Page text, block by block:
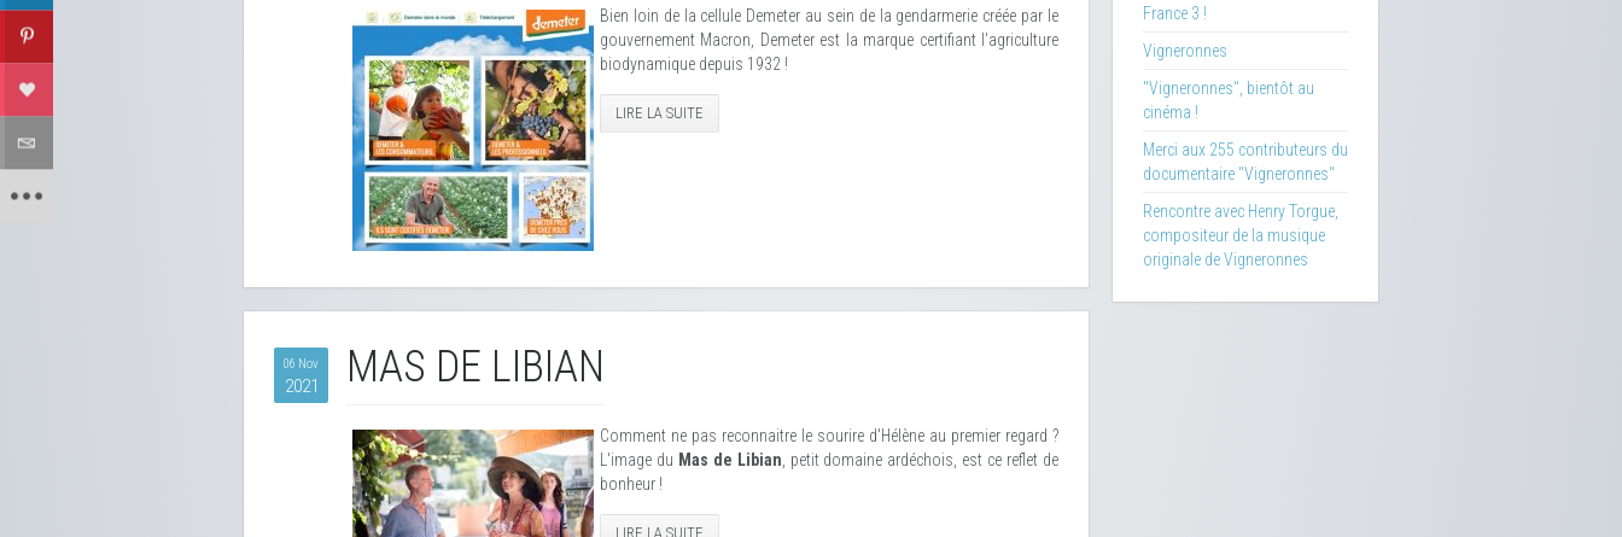
Bien loin de la cellule Demeter au sein de la gendarmerie créée par le
gouvernement Macron, Demeter est la marque certifiant l'agriculture
biodynamique depuis 1932 !
LIRE LA SUITE
06 Nov
2021 MAS DE LIBIAN
Comment ne pas reconnaitre le sourire d'Hélène au premier regard ?
L'image du Mas de Libian , petit domaine ardéchois, est ce reflet de
bonheur !
LIRE LA SUITE
France 3 !
Vigneronnes
"Vigneronnes", bientôt au
cinéma !
Merci aux 255 contributeurs du
documentaire "Vigneronnes"
Rencontre avec Henry Torgue,
compositeur de la musique
originale de Vigneronnes